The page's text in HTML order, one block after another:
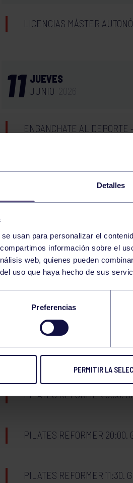
Detalles
usan para personalizar el
información sobre el
web, quienes pueden
uso que haya hecho de sus
Preferencias
PERMITIR LA
LICENCIAS MÁSTER
11 JUEVES
JUNIO
ENGANCHATE AL DEPORTE
12
13 SÁBADO
JUNIO 2026
WOD 12:00-12:30 GIMNASIO
15 LUNES
JUNIO 2026
PILATES REFORMER 8:30.
PILATES REFORMER 20:00.
PILATES REFORMER 11:30.